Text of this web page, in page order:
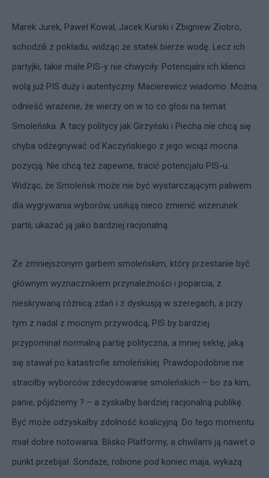
Marek Jurek, Paweł Kowal, Jacek Kurski i Zbigniew Ziobro,
schodzili z pokładu, widząc że statek bierze wodę. Lecz ich
partyjki, takie małe PIS-y nie chwyciły. Potencjalni ich klienci
wolą już PIS duży i autentyczny. Macierewicz wiadomo. Można
odnieść wrażenie, że wierzy on w to co głosi na temat
Smoleńska. A tacy politycy jak Girzyński i Piecha nie chcą się
chyba odżegnywać od Kaczyńskiego z jego wciąż mocna
pozycją. Nie chcą też zapewne, tracić potencjału PIS-u.
Widząc, że Smoleńsk może nie być wystarczającym paliwem
dla wygrywania wyborów, usiłują nieco zmienić wizerunek
partii, ukazać ją jako bardziej racjonalną.
Ze zmniejszonym garbem smoleńskim, który przestanie być
głównym wyznacznikiem przynależności i poparcia, z
nieskrywaną różnicą zdań i z dyskusją w szeregach, a przy
tym z nadal z mocnym przywódcą, PIS by bardziej
przypominał normalną partię polityczna, a mniej sektę, jaką
się stawał po katastrofie smoleńskiej. Prawdopodobnie nie
straciłby wyborców zdecydowanie smoleńskich – bo za kim,
panie, pójdziemy ? – a zyskałby bardziej racjonalną publikę.
Być może odzyskałby zdolność koalicyjną. Do tego momentu
miał dobre notowania. Blisko Platformy, a chwilami ją nawet o
punkt przebijał. Sondaże, robione pod koniec maja, wykażą